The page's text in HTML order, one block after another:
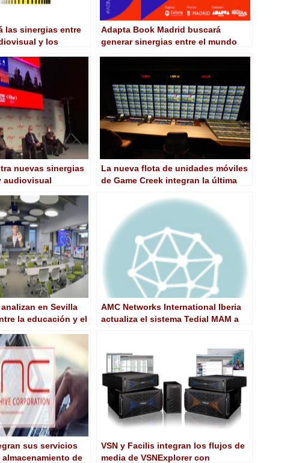
las sinergias entre
y los
Adapta Book Madrid buscará
generar sinergias entre el mundo
nuevas sinergias
audiovisual
La nueva flota de unidades móviles
de Game Creek integran la última
en Sevilla
la educación y el
AMC Networks International Iberia
actualiza el sistema Tedial MAM a
sus servicios
almacenamiento de
VSN y Facilis integran los flujos de
media de VSNExplorer con